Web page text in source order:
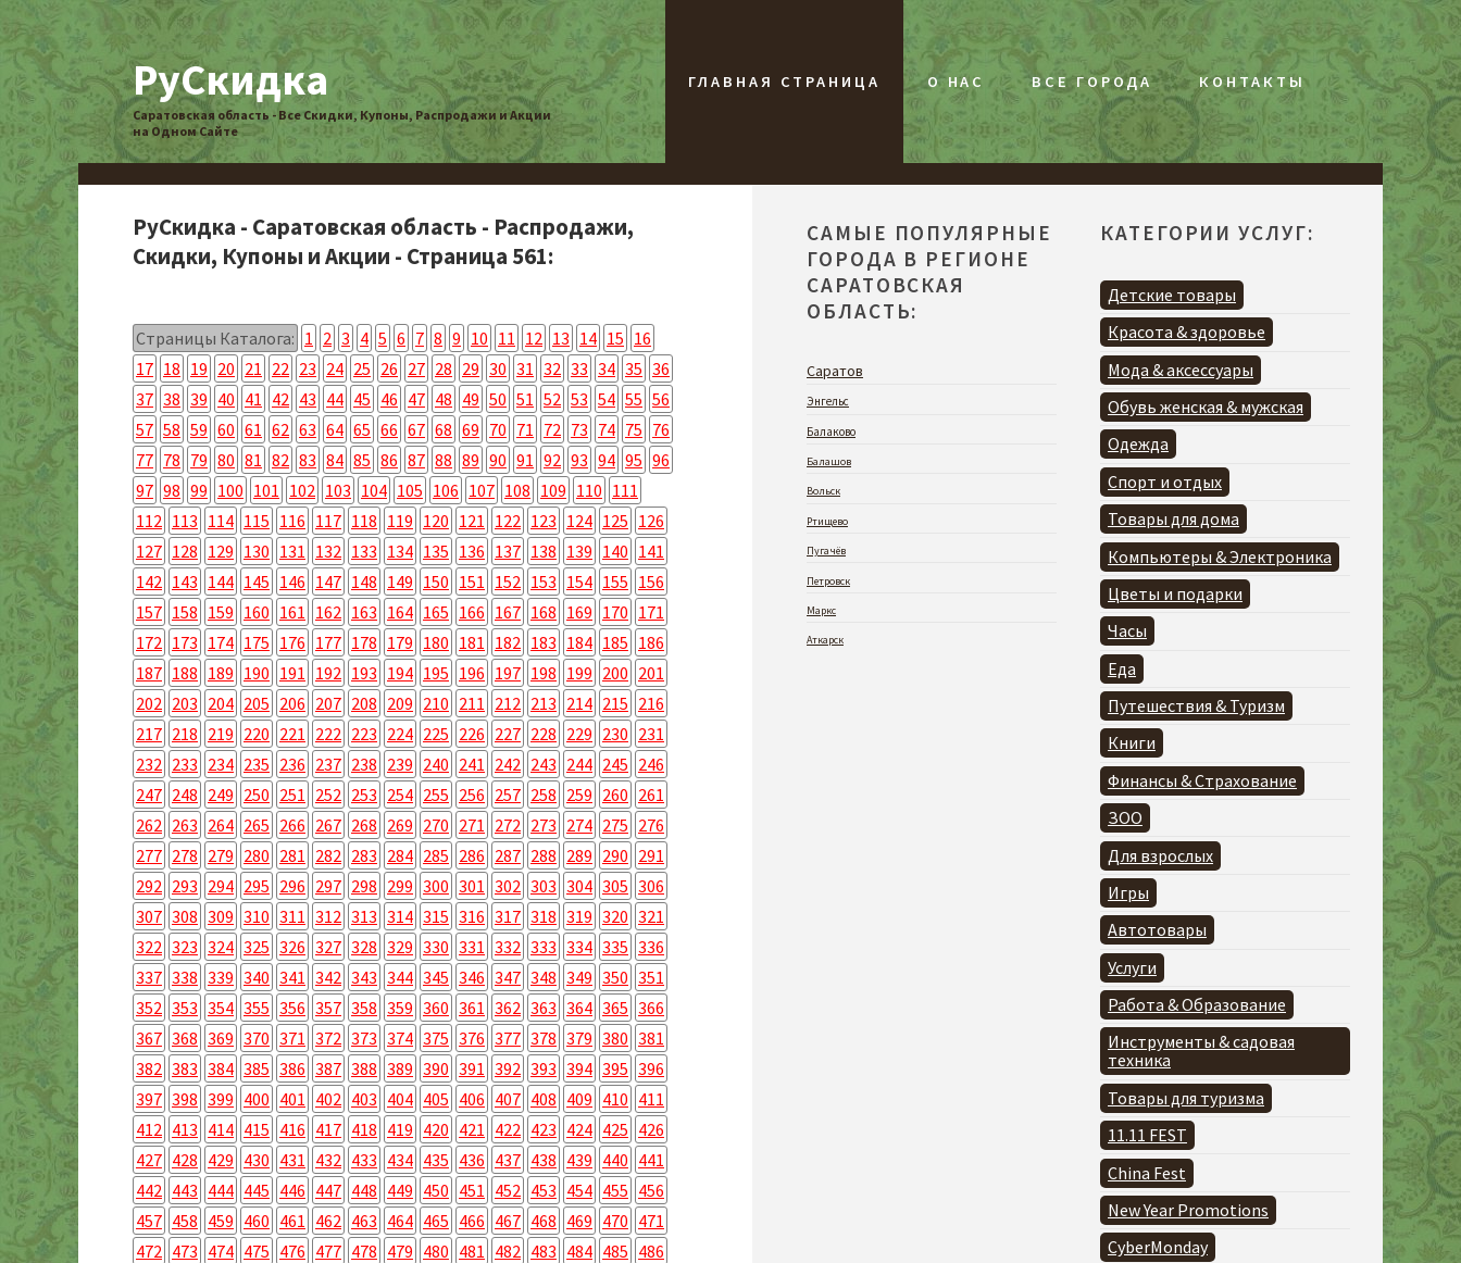
РуСкидка
Саратовская область - Все Скидки, Купоны, Распродажи и Акции
на Одном Сайте
ГЛАВНАЯ СТРАНИЦА О НАС ВСЕ ГОРОДА КОНТАКТЫ
РуСкидка - Саратовская область - Распродажи,
Скидки, Купоны и Акции - Страница 561:
Страницы Каталога: 1 2 3 4 5 6 7 8 9 10 11 12 13 14 15 16
17 18 19 20 21 22 23 24 25 26 27 28 29 30 31 32 33 34 35 36
37 38 39 40 41 42 43 44 45 46 47 48 49 50 51 52 53 54 55 56
57 58 59 60 61 62 63 64 65 66 67 68 69 70 71 72 73 74 75 76
77 78 79 80 81 82 83 84 85 86 87 88 89 90 91 92 93 94 95 96
97 98 99 100 101 102 103 104 105 106 107 108 109 110 111
112 113 114 115 116 117 118 119 120 121 122 123 124 125 126
127 128 129 130 131 132 133 134 135 136 137 138 139 140 141
142 143 144 145 146 147 148 149 150 151 152 153 154 155 156
157 158 159 160 161 162 163 164 165 166 167 168 169 170 171
172 173 174 175 176 177 178 179 180 181 182 183 184 185 186
187 188 189 190 191 192 193 194 195 196 197 198 199 200 201
202 203 204 205 206 207 208 209 210 211 212 213 214 215 216
217 218 219 220 221 222 223 224 225 226 227 228 229 230 231
232 233 234 235 236 237 238 239 240 241 242 243 244 245 246
247 248 249 250 251 252 253 254 255 256 257 258 259 260 261
262 263 264 265 266 267 268 269 270 271 272 273 274 275 276
277 278 279 280 281 282 283 284 285 286 287 288 289 290 291
292 293 294 295 296 297 298 299 300 301 302 303 304 305 306
307 308 309 310 311 312 313 314 315 316 317 318 319 320 321
322 323 324 325 326 327 328 329 330 331 332 333 334 335 336
337 338 339 340 341 342 343 344 345 346 347 348 349 350 351
352 353 354 355 356 357 358 359 360 361 362 363 364 365 366
367 368 369 370 371 372 373 374 375 376 377 378 379 380 381
382 383 384 385 386 387 388 389 390 391 392 393 394 395 396
397 398 399 400 401 402 403 404 405 406 407 408 409 410 411
412 413 414 415 416 417 418 419 420 421 422 423 424 425 426
427 428 429 430 431 432 433 434 435 436 437 438 439 440 441
442 443 444 445 446 447 448 449 450 451 452 453 454 455 456
457 458 459 460 461 462 463 464 465 466 467 468 469 470 471
472 473 474 475 476 477 478 479 480 481 482 483 484 485 486
САМЫЕ ПОПУЛЯРНЫЕ
ГОРОДА В РЕГИОНЕ
САРАТОВСКАЯ
ОБЛАСТЬ:
Саратов
Энгельс
Балаково
Балашов
Вольск
Ртищево
Пугачёв
Петровск
Маркс
Аткарск
КАТЕГОРИИ УСЛУГ:
Детские товары
Красота & здоровье
Мода & аксессуары
Обувь женская & мужская
Одежда
Спорт и отдых
Товары для дома
Компьютеры & Электроника
Цветы и подарки
Часы
Еда
Путешествия & Туризм
Книги
Финансы & Страхование
ЗОО
Для взрослых
Игры
Автотовары
Услуги
Работа & Образование
Инструменты & садовая
техника
Товары для туризма
11.11 FEST
China Fest
New Year Promotions
CyberMonday